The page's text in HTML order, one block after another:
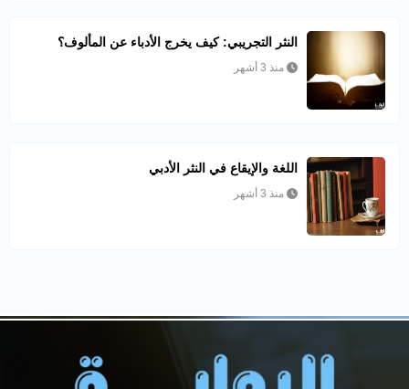
النثر التجريبي: كيف يخرج الأدباء عن المألوف؟
منذ 3 أشهر
اللغة والإيقاع في النثر الأدبي
منذ 3 أشهر